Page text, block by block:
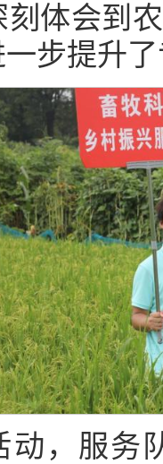
体会到
步提升
动，服务